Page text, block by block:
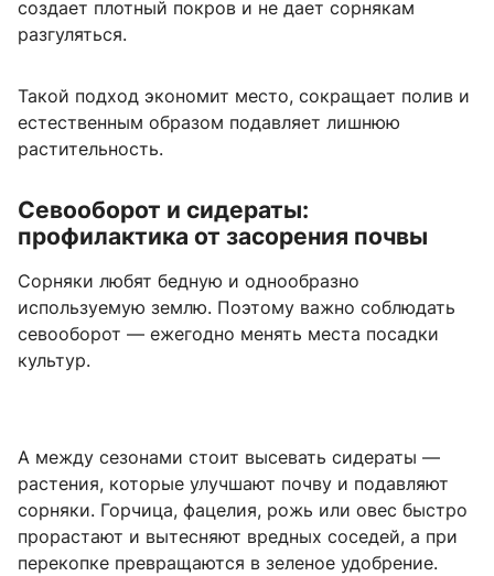
создает плотный покров и не дает сорнякам
разгуляться.
Такой подход экономит место, сокращает полив и
естественным образом подавляет лишнюю
растительность.
Севооборот и сидераты:
профилактика от засорения почвы
Сорняки любят бедную и однообразно
используемую землю. Поэтому важно соблюдать
севооборот — ежегодно менять места посадки
культур.
А между сезонами стоит высевать сидераты —
растения, которые улучшают почву и подавляют
сорняки. Горчица, фацелия, рожь или овес быстро
прорастают и вытесняют вредных соседей, а при
перекопке превращаются в зеленое удобрение.